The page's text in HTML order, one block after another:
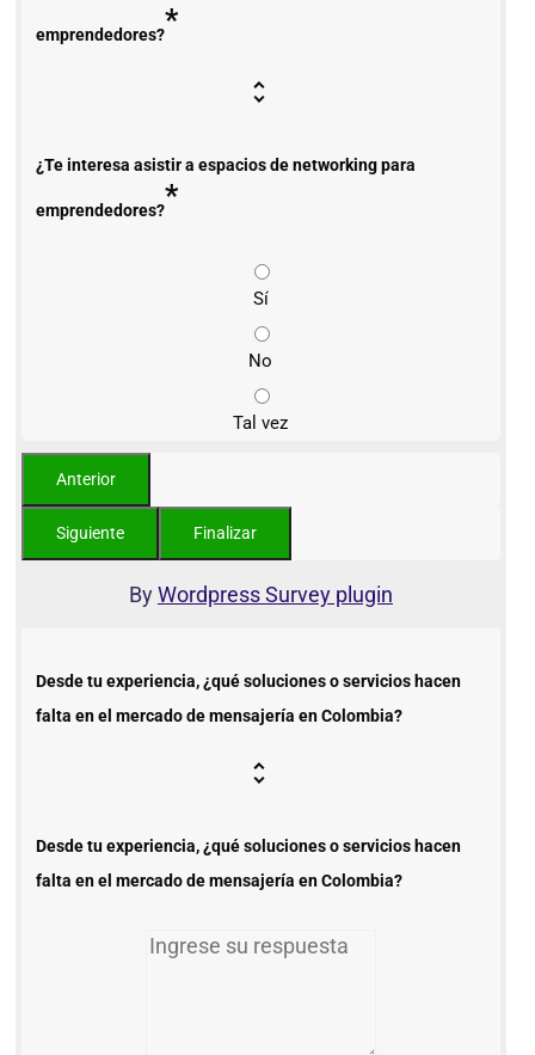
emprendedores?*
¿Te interesa asistir a espacios de networking para
emprendedores?*
Sí
No
Tal vez
ByWordpress Survey plugin
Desde tu experiencia, ¿qué soluciones o servicios hacen
falta en el mercado de mensajería en Colombia?
Desde tu experiencia, ¿qué soluciones o servicios hacen
falta en el mercado de mensajería en Colombia?